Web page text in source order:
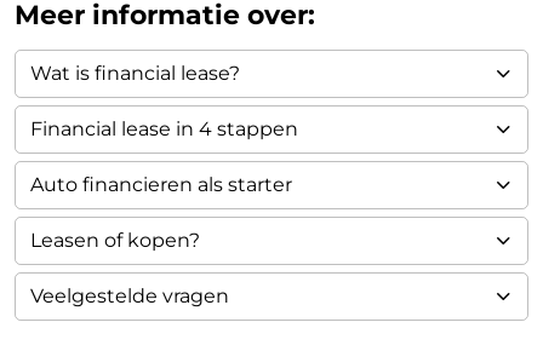
Meer informatie over:
Wat is financial lease?
Financial lease in 4 stappen
Auto financieren als starter
Leasen of kopen?
Veelgestelde vragen